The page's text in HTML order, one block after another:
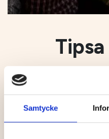
Samtycke
Vi vill få dina tips för
med
Är du